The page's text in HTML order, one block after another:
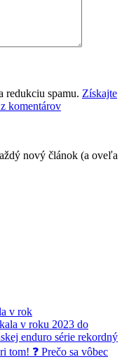
redukciu spamu. Získajte
komentárov
nový článok (a oveľa
v rok